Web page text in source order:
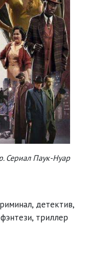
Сериал Паук-Нуар
детектив,
триллер